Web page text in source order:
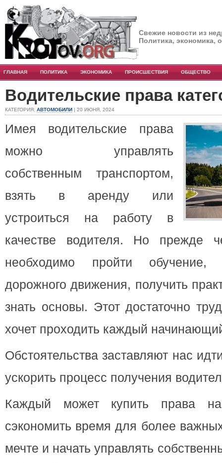
Свежие новости из
Политика, экономика,
ГЛАВНАЯ ПОЛИТИКА ЭКОНОМИКА ПРОИСШЕСТВИЯ ОБЩЕСТВО
Водительские права
КАТЕГОРИЯ: АВТОМОБИЛИ | 20 ИЮНЯ, 2024
Имея водительские права
можно управлять
собственным транспортом,
взять в аренду или
устроиться на работу в
качестве водителя. Но прежде
необходимо пройти обучение,
дорожного движения, получить
знать основы. Этот достаточно
хочет проходить каждый
Обстоятельства заставляют нас
ускорить процесс получения
Каждый может купить права
сэкономить время для более
мечте и начать управлять